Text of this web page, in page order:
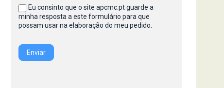
Eu consinto que o site apcmc.pt guarde a
minha resposta a este formulário para que
possam usar na elaboração do meu pedido.
Enviar